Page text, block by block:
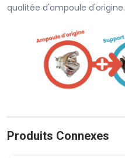
qualitée d'ampoule d'origine.
Produits Connexes